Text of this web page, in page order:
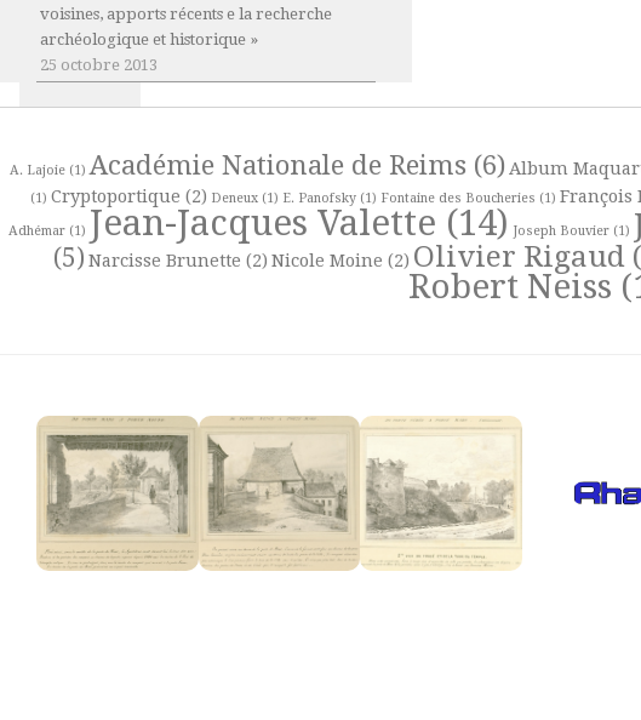
voisines, apports récents e la recherche
archéologique et historique »
25 octobre 2013
A. Lajoie(1) Académie Nationale de Reims (6) Album
(1) Cryptoportique (2) Deneux(1) E. Panofsky(1) Fontaine des Boucheries (1) François
Adhémar (1) Jean-Jacques Valette (14) Joseph Bouvier (1)
(5) Narcisse Brunette (2) Nicole Moine (2) Olivier Rigaud
Robert Neiss